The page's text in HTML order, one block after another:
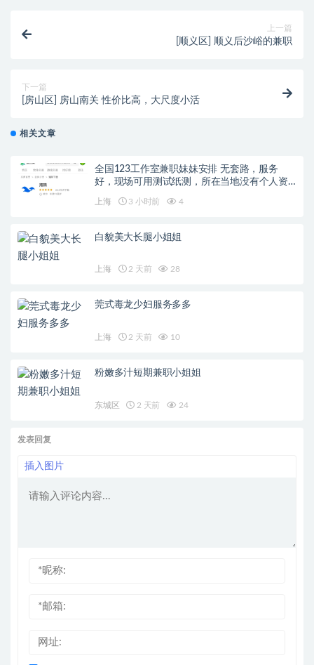
上一篇
[顺义区] 顺义后沙峪的兼职
下一篇
[房山区] 房山南关 性价比高，大尺度小活
相关文章
全国123工作室兼职妹妹安排 无套路，服务
好，现场可用测试纸测，所在当地没有个人资
上海 3 小时前 4
白貌美大长腿小姐姐
上海 2 天前 28
莞式毒龙少妇服务多多
上海 2 天前 10
粉嫩多汁短期兼职小姐姐
东城区 2 天前 24
发表回复
插入图片